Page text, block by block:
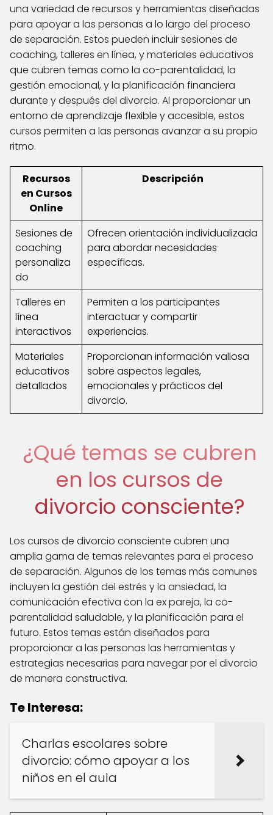
una variedad de recursos y herramientas diseñadas
para apoyar a las personas a lo largo del proceso
de separación. Estos pueden incluir sesiones de
coaching, talleres en línea, y materiales educativos
que cubren temas como la co-parentalidad, la
gestión emocional, y la planificación financiera
durante y después del divorcio. Al proporcionar un
entorno de aprendizaje flexible y accesible, estos
cursos permiten a las personas avanzar a su propio
ritmo.
Recursos
en Cursos
Online
Descripción
Sesiones de
coaching
personaliza
do
Ofrecen orientación individualizada
para abordar necesidades
específicas.
Talleres en
línea
interactivos
Permiten a los participantes
interactuar y compartir
experiencias.
Materiales
educativos
detallados
Proporcionan información valiosa
sobre aspectos legales,
emocionales y prácticos del
divorcio.
¿Qué temas se cubren
en los cursos de
divorcio consciente?
Los cursos de divorcio consciente cubren una
amplia gama de temas relevantes para el proceso
de separación. Algunos de los temas más comunes
incluyen la gestión del estrés y la ansiedad, la
comunicación efectiva con la ex pareja, la co-
parentalidad saludable, y la planificación para el
futuro. Estos temas están diseñados para
proporcionar a las personas las herramientas y
estrategias necesarias para navegar por el divorcio
de manera constructiva.
Te Interesa:
Charlas escolares sobre
divorcio: cómo apoyar a los
niños en el aula